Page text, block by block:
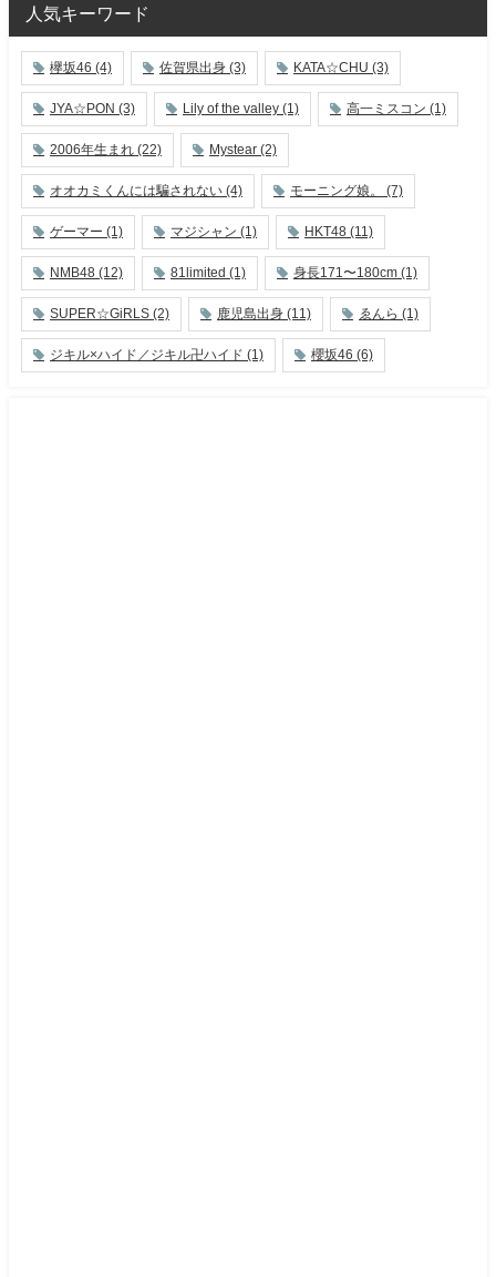
人気キーワード
欅坂46 (4) 佐賀県出身 (3) KATA☆CHU (3)
JYA☆PON (3) Lily of the valley (1) 高一ミスコン (1)
2006年生まれ (22) Mystear (2)
オオカミくんには騙されない (4) モーニング娘。 (7)
ゲーマー (1) マジシャン (1) HKT48 (11)
NMB48 (12) 81limited (1) 身長171〜180cm (1)
SUPER☆GiRLS (2) 鹿児島出身 (11) ゑんら (1)
ジキル×ハイド／ジキル卍ハイド (1) 櫻坂46 (6)